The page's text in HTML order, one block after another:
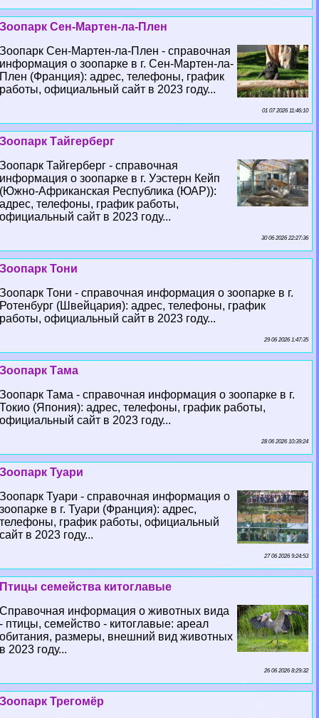
Зоопарк Сен-Мартен-ла-Плен
Зоопарк Сен-Мартен-ла-Плен - справочная
информация о зоопарке в г. Сен-Мартен-ла-
Плен (Франция): адрес, телефоны, график
работы, официальный сайт в 2023 году...
01 07 2026 11:46:10
Зоопарк Тайгерберг
Зоопарк Тайгерберг - справочная
информация о зоопарке в г. Уэстерн Кейп
(Южно-Африканская Республика (ЮАР)):
адрес, телефоны, график работы,
официальный сайт в 2023 году...
30 06 2026 22:27:36
Зоопарк Тони
Зоопарк Тони - справочная информация о зоопарке в г.
Ротенбург (Швейцария): адрес, телефоны, график
работы, официальный сайт в 2023 году...
29 06 2026 1:47:35
Зоопарк Тама
Зоопарк Тама - справочная информация о зоопарке в г.
Токио (Япония): адрес, телефоны, график работы,
официальный сайт в 2023 году...
28 06 2026 10:39:24
Зоопарк Туари
Зоопарк Туари - справочная информация о
зоопарке в г. Туари (Франция): адрес,
телефоны, график работы, официальный
сайт в 2023 году...
27 06 2026 9:24:53
Птицы семейства китоглавые
Справочная информация о животных вида
- птицы, семейство - китоглавые: ареал
обитания, размеры, внешний вид животных
в 2023 году...
26 06 2026 8:29:32
Зоопарк Трегомёр